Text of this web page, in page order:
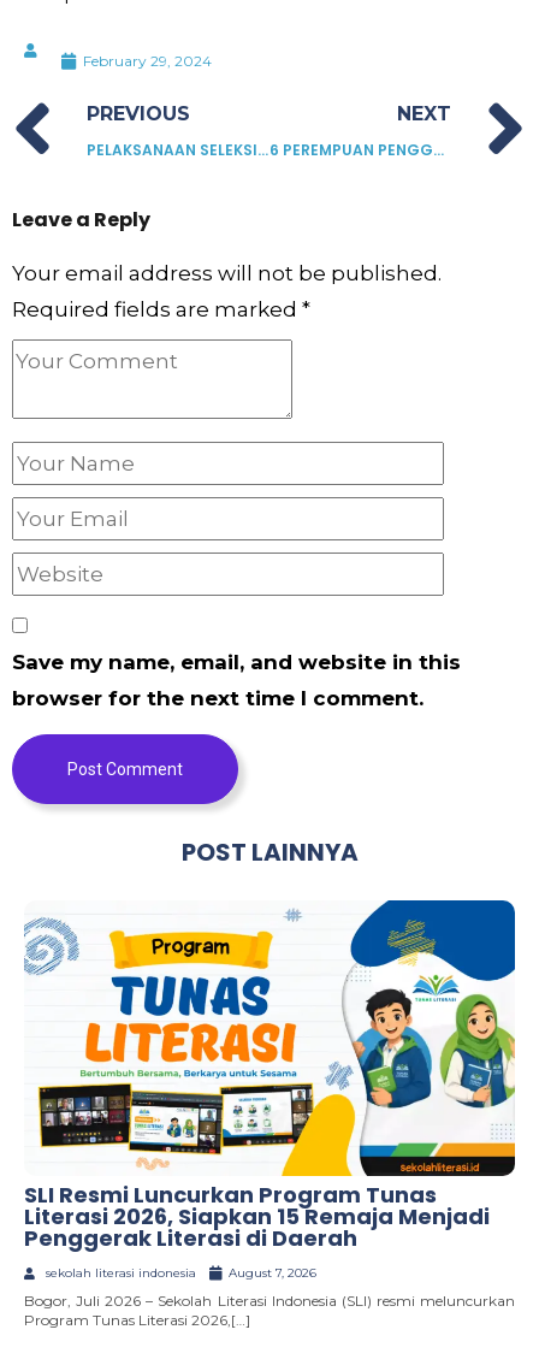
February 29, 2024
PREVIOUS
PELAKSANAAN SELEKSI TAHAP 2 PROGRAM PENGGIAT LITERASI INDONESIA (PELITA) DI 7 WILAYAH KANUPATEN/KOTA
NEXT
6 PEREMPUAN PENGGERAK LITERASI NUSANTARA
Leave a Reply
Your email address will not be published.
Required fields are marked *
Save my name, email, and website in this
browser for the next time I comment.
Post Comment
POST LAINNYA
SLI Resmi Luncurkan Program Tunas
Literasi 2026, Siapkan 15 Remaja Menjadi
Penggerak Literasi di Daerah
sekolah literasi indonesia August 7, 2026
Bogor, Juli 2026 – Sekolah Literasi Indonesia (SLI) resmi meluncurkan
Program Tunas Literasi 2026,[…]